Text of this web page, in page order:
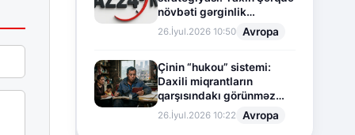
növbəti gərginlik
mərhələsi
26.İyul.2026 10:50 Avropa
Çinin “hukou” sistemi:
Daxili miqrantların
qarşısındakı görünməz
sədd
26.İyul.2026 10:22 Avropa